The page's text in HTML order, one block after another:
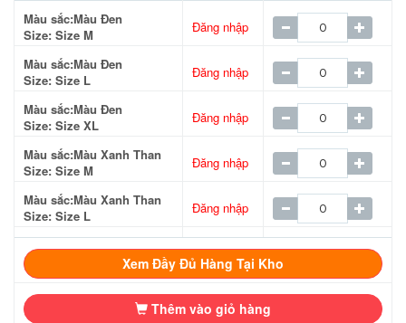
Màu sắc:Màu Đen
Size: Size M
Đăng nhập
Màu sắc:Màu Đen
Size: Size L
Đăng nhập
Màu sắc:Màu Đen
Size: Size XL
Đăng nhập
Màu sắc:Màu Xanh Than
Size: Size M
Đăng nhập
Màu sắc:Màu Xanh Than
Size: Size L
Đăng nhập
Màu sắc:Màu Xanh Than
Size: Size XL
Đăng nhập
Xem Đầy Đủ Hàng Tại Kho
Thêm vào giỏ hàng